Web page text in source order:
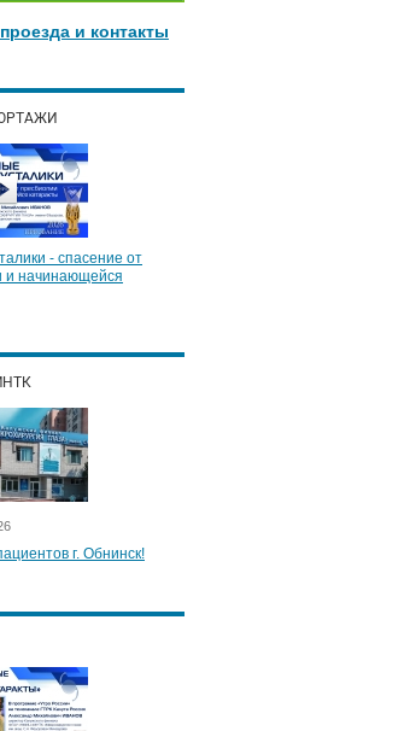
и контакты
- спасение от
и начинающейся
г. Обнинск!